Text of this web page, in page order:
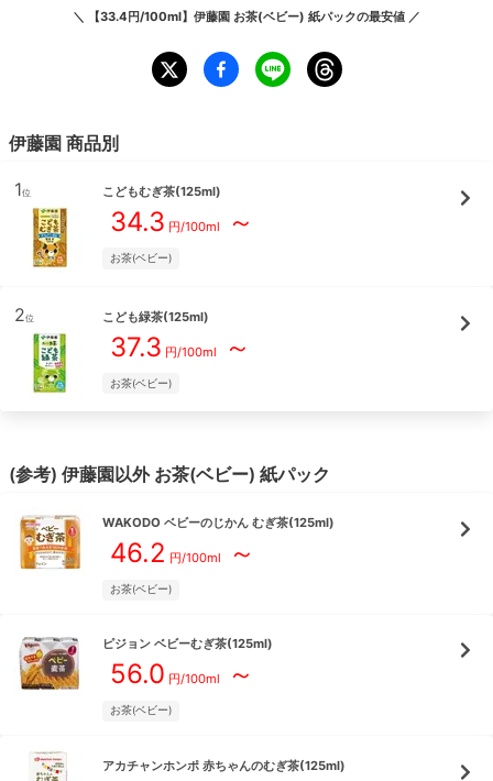
＼ 【33.4円/100ml】伊藤園 お茶(ベビー) 紙パックの最安値 ／
伊藤園 商品別
1位 こどもむぎ茶(125ml)
34.3 円/100ml ～
お茶(ベビー)
2位 こども緑茶(125ml)
37.3 円/100ml ～
お茶(ベビー)
(参考) 伊藤園以外 お茶(ベビー) 紙パック
WAKODO ベビーのじかん むぎ茶(125ml)
46.2 円/100ml ～
お茶(ベビー)
ピジョン ベビーむぎ茶(125ml)
56.0 円/100ml ～
お茶(ベビー)
アカチャンホンポ 赤ちゃんのむぎ茶(125ml)